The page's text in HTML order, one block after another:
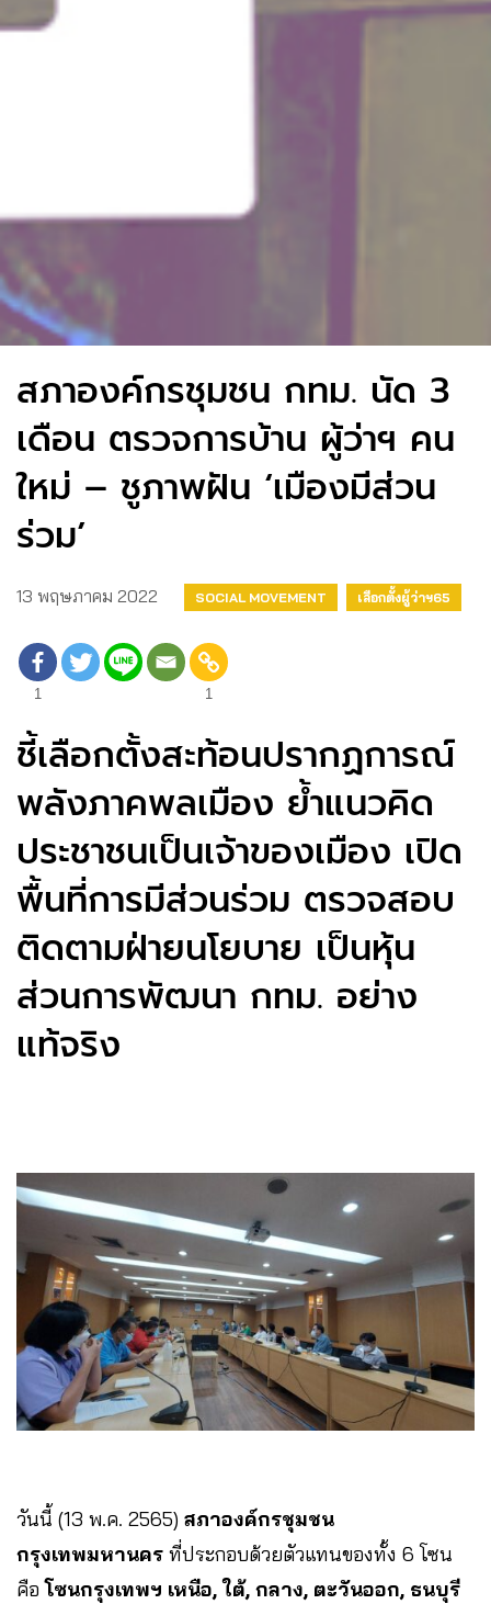
สภาองค์กรชุมชน กทม. นัด 3
เดือน ตรวจการบ้าน ผู้ว่าฯ คน
ใหม่ – ชูภาพฝัน ‘เมืองมีส่วน
ร่วม’
13 พฤษภาคม 2022 SOCIAL MOVEMENT เลือกตั้งผู้ว่าฯ65
1 1
ชี้เลือกตั้งสะท้อนปรากฏการณ์
พลังภาคพลเมือง ย้ำแนวคิด
ประชาชนเป็นเจ้าของเมือง เปิด
พื้นที่การมีส่วนร่วม ตรวจสอบ
ติดตามฝ่ายนโยบาย เป็นหุ้น
ส่วนการพัฒนา กทม. อย่าง
แท้จริง
วันนี้ (13 พ.ค. 2565) สภาองค์กรชุมชน
กรุงเทพมหานคร ที่ประกอบด้วยตัวแทนของทั้ง 6 โซน
คือโซนกรุงเทพฯ เหนือ, ใต้, กลาง, ตะวันออก, ธนบุรี